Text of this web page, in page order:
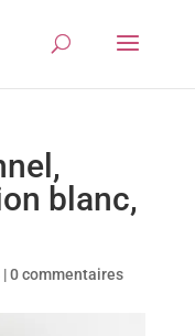
blanc,
|0 commentaires